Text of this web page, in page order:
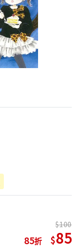
85
100
85